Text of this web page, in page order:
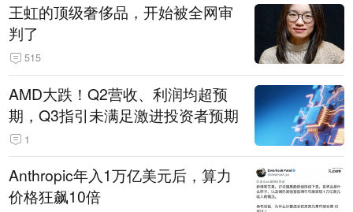
王虹的顶级奢侈品，开始被全网审
判了
515
AMD大跌！Q2营收、利润均超预
期，Q3指引未满足激进投资者预期
1
Anthropic年入1万亿美元后，算力
价格狂飙10倍